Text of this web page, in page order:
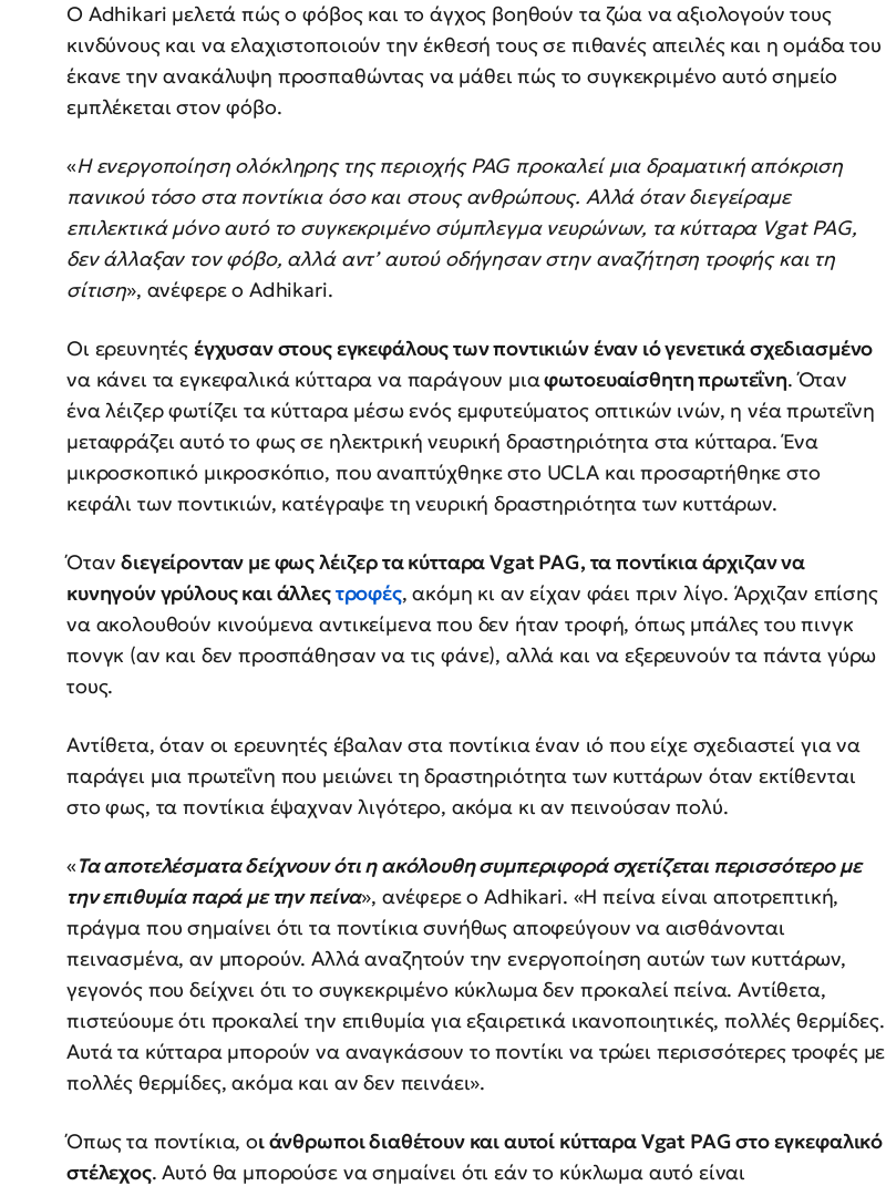
Ο Adhikari μελετά πώς ο φόβος και το άγχος βοηθούν τα ζώα να αξιολογούν τους
κινδύνους και να ελαχιστοποιούν την έκθεσή τους σε πιθανές απειλές και η ομάδα του
έκανε την ανακάλυψη προσπαθώντας να μάθει πώς το συγκεκριμένο αυτό σημείο
εμπλέκεται στον φόβο.
«Η ενεργοποίηση ολόκληρης της περιοχής PAG προκαλεί μια δραματική απόκριση
πανικού τόσο στα ποντίκια όσο και στους ανθρώπους. Αλλά όταν διεγείραμε
επιλεκτικά μόνο αυτό το συγκεκριμένο σύμπλεγμα νευρώνων, τα κύτταρα Vgat PAG,
δεν άλλαξαν τον φόβο, αλλά αντ’ αυτού οδήγησαν στην αναζήτηση τροφής και τη
σίτιση», ανέφερε ο Adhikari.
Οι ερευνητές έγχυσαν στους εγκεφάλους των ποντικιών έναν ιό γενετικά σχεδιασμένο
να κάνει τα εγκεφαλικά κύτταρα να παράγουν μιαφωτοευαίσθητη πρωτεΐνη. Όταν
ένα λέιζερ φωτίζει τα κύτταρα μέσω ενός εμφυτεύματος οπτικών ινών, η νέα πρωτεΐνη
μεταφράζει αυτό το φως σε ηλεκτρική νευρική δραστηριότητα στα κύτταρα. Ένα
μικροσκοπικό μικροσκόπιο, που αναπτύχθηκε στο UCLA και προσαρτήθηκε στο
κεφάλι των ποντικιών, κατέγραψε τη νευρική δραστηριότητα των κυττάρων.
Ότανδιεγείρονταν με φως λέιζερ τα κύτταρα Vgat PAG, τα ποντίκια άρχιζαν να
κυνηγούν γρύλους και άλλεςτροφές, ακόμη κι αν είχαν φάει πριν λίγο. Άρχιζαν επίσης
να ακολουθούν κινούμενα αντικείμενα που δεν ήταν τροφή, όπως μπάλες του πινγκ
πονγκ (αν και δεν προσπάθησαν να τις φάνε), αλλά και να εξερευνούν τα πάντα γύρω
τους.
Αντίθετα, όταν οι ερευνητές έβαλαν στα ποντίκια έναν ιό που είχε σχεδιαστεί για να
παράγει μια πρωτεΐνη που μειώνει τη δραστηριότητα των κυττάρων όταν εκτίθενται
στο φως, τα ποντίκια έψαχναν λιγότερο, ακόμα κι αν πεινούσαν πολύ.
«Τα αποτελέσματα δείχνουν ότι η ακόλουθη συμπεριφορά σχετίζεται περισσότερο με
την επιθυμία παρά με την πείνα», ανέφερε ο Adhikari. «Η πείνα είναι αποτρεπτική,
πράγμα που σημαίνει ότι τα ποντίκια συνήθως αποφεύγουν να αισθάνονται
πεινασμένα, αν μπορούν. Αλλά αναζητούν την ενεργοποίηση αυτών των κυττάρων,
γεγονός που δείχνει ότι το συγκεκριμένο κύκλωμα δεν προκαλεί πείνα. Αντίθετα,
πιστεύουμε ότι προκαλεί την επιθυμία για εξαιρετικά ικανοποιητικές, πολλές θερμίδες.
Αυτά τα κύτταρα μπορούν να αναγκάσουν το ποντίκι να τρώει περισσότερες τροφές με
πολλές θερμίδες, ακόμα και αν δεν πεινάει».
Όπως τα ποντίκια, οι άνθρωποι διαθέτουν και αυτοί κύτταρα Vgat PAG στο εγκεφαλικό
στέλεχος. Αυτό θα μπορούσε να σημαίνει ότι εάν το κύκλωμα αυτό είναι